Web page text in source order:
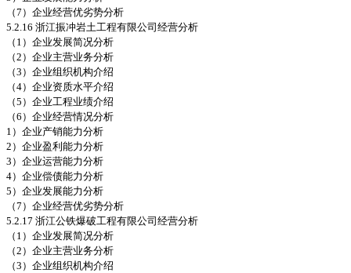
（7）企业经营优劣势分析
5.2.16 浙江振冲岩土工程有限公司经营分析
（1）企业发展简况分析
（2）企业主营业务分析
（3）企业组织机构介绍
（4）企业资质水平介绍
（5）企业工程业绩介绍
（6）企业经营情况分析
1）企业产销能力分析
2）企业盈利能力分析
3）企业运营能力分析
4）企业偿债能力分析
5）企业发展能力分析
（7）企业经营优劣势分析
5.2.17 浙江公铁爆破工程有限公司经营分析
（1）企业发展简况分析
（2）企业主营业务分析
（3）企业组织机构介绍